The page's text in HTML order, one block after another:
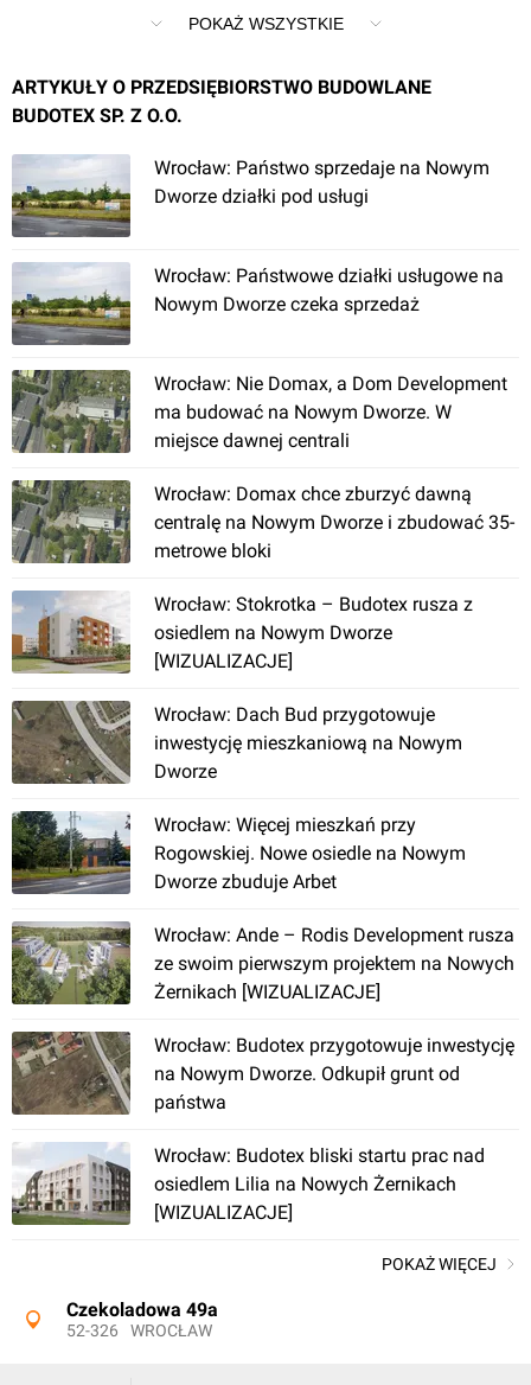
Wrocław
[Wrocław-Krzyki] Wille "Barwy Kwiatów"
[Wrocław] Osiedle "Tęczowy Raj"
Wrocław
[Wrocław] Willa "Gardenia"
Wrocław
[Wrocław] Willa Ołtaszyn, Budotex, ul. Zwycięska
POKAŻ WSZYSTKIE
ARTYKUŁY O PRZEDSIĘBIORSTWO BUDOWLANE
BUDOTEX SP. Z O.O.
Wrocław: Państwo sprzedaje na Nowym
Dworze działki pod usługi
Wrocław: Państwowe działki usługowe na
Nowym Dworze czeka sprzedaż
Wrocław: Nie Domax, a Dom Development
ma budować na Nowym Dworze. W
miejsce dawnej centrali
Wrocław: Domax chce zburzyć dawną
centralę na Nowym Dworze i zbudować 35-
metrowe bloki
Wrocław: Stokrotka – Budotex rusza z
osiedlem na Nowym Dworze
[WIZUALIZACJE]
Wrocław: Dach Bud przygotowuje
inwestycję mieszkaniową na Nowym
Dworze
Wrocław: Więcej mieszkań przy
Rogowskiej. Nowe osiedle na Nowym
Dworze zbuduje Arbet
Wrocław: Ande – Rodis Development rusza
ze swoim pierwszym projektem na Nowych
Żernikach [WIZUALIZACJE]
Wrocław: Budotex przygotowuje inwestycję
na Nowym Dworze. Odkupił grunt od
państwa
Wrocław: Budotex bliski startu prac nad
osiedlem Lilia na Nowych Żernikach
[WIZUALIZACJE]
POKAŻ WIĘCEJ
Czekoladowa 49a
52-326 WROCŁAW